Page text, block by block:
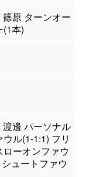
篠原 ターンオー
(1本)
渡邊 パーソナル
ウル(1-1:1) フリ
ローオンファウ
シュートファウ